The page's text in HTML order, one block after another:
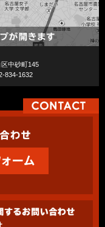
中砂町145
834-1632